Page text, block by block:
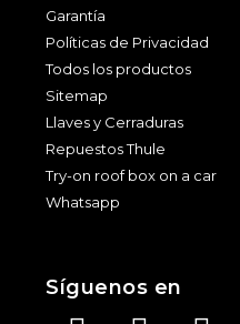
Garantía
Políticas de Privacidad
Todos los productos
Sitemap
Llaves y Cerraduras
Repuestos Thule
Try-on roof box on a car
Whatsapp
Síguenos en